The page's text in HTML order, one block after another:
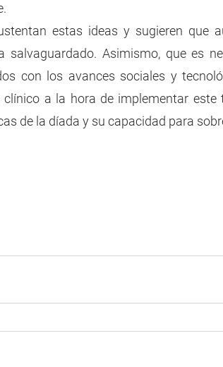
estas ideas y sugieren que
salvaguardado. Asimismo, que es
con los avances sociales y
a la hora de implementar este
de la díada y su capacidad para